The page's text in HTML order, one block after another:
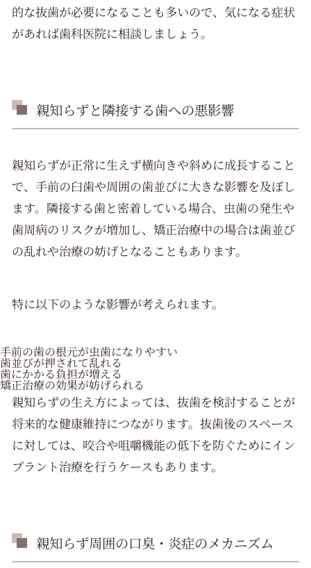
的な抜歯が必要になることも多いので、気になる症状
があれば歯科医院に相談しましょう。
親知らずと隣接する歯への悪影響
親知らずが正常に生えず横向きや斜めに成長すること
で、手前の臼歯や周囲の歯並びに大きな影響を及ぼし
ます。隣接する歯と密着している場合、虫歯の発生や
歯周病のリスクが増加し、矯正治療中の場合は歯並び
の乱れや治療の妨げとなることもあります。
特に以下のような影響が考えられます。
手前の歯の根元が虫歯になりやすい
歯並びが押されて乱れる
歯にかかる負担が増える
矯正治療の効果が妨げられる
親知らずの生え方によっては、抜歯を検討することが
将来的な健康維持につながります。抜歯後のスペース
に対しては、咬合や咀嚼機能の低下を防ぐためにイン
プラント治療を行うケースもあります。
親知らず周囲の口臭・炎症のメカニズム